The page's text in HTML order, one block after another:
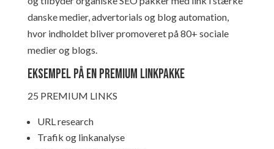
danske medier, advertorials og blog automation,
hvor indholdet bliver promoveret på 80+ sociale
medier og blogs.
Eksempel på en premium linkpakke
25 PREMIUM LINKS
URL research
Trafik og linkanalyse